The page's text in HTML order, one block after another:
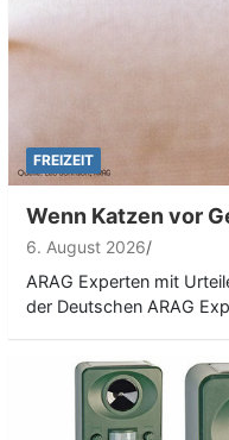
FREIZEIT
Wenn Katzen vor
6. August 2026
ARAG Experten mit
der Deutschen ARAG